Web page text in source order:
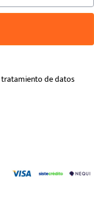
tratamiento de datos